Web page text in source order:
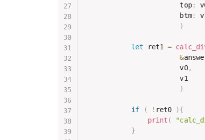
                        top
:
                        btm
:
)
let ret1 =
&
                        v0
,
                        v1
)
if ( ! ret0 ){
print (
}